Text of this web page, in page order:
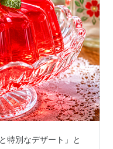
特別なデザート」と